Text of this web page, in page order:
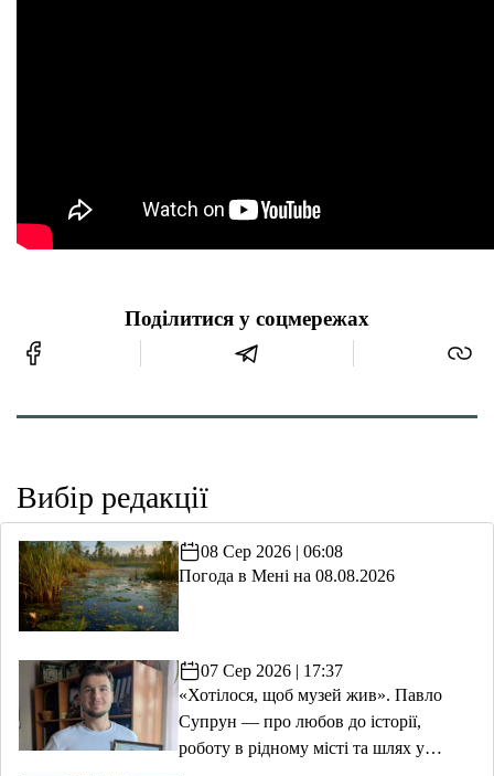
Поділитися у соцмережах
Вибір редакції
08 Сер 2026 | 06:08
Погода в Мені на 08.08.2026
07 Сер 2026 | 17:37
«Хотілося, щоб музей жив». Павло
Супрун — про любов до історії,
роботу в рідному місті та шлях у